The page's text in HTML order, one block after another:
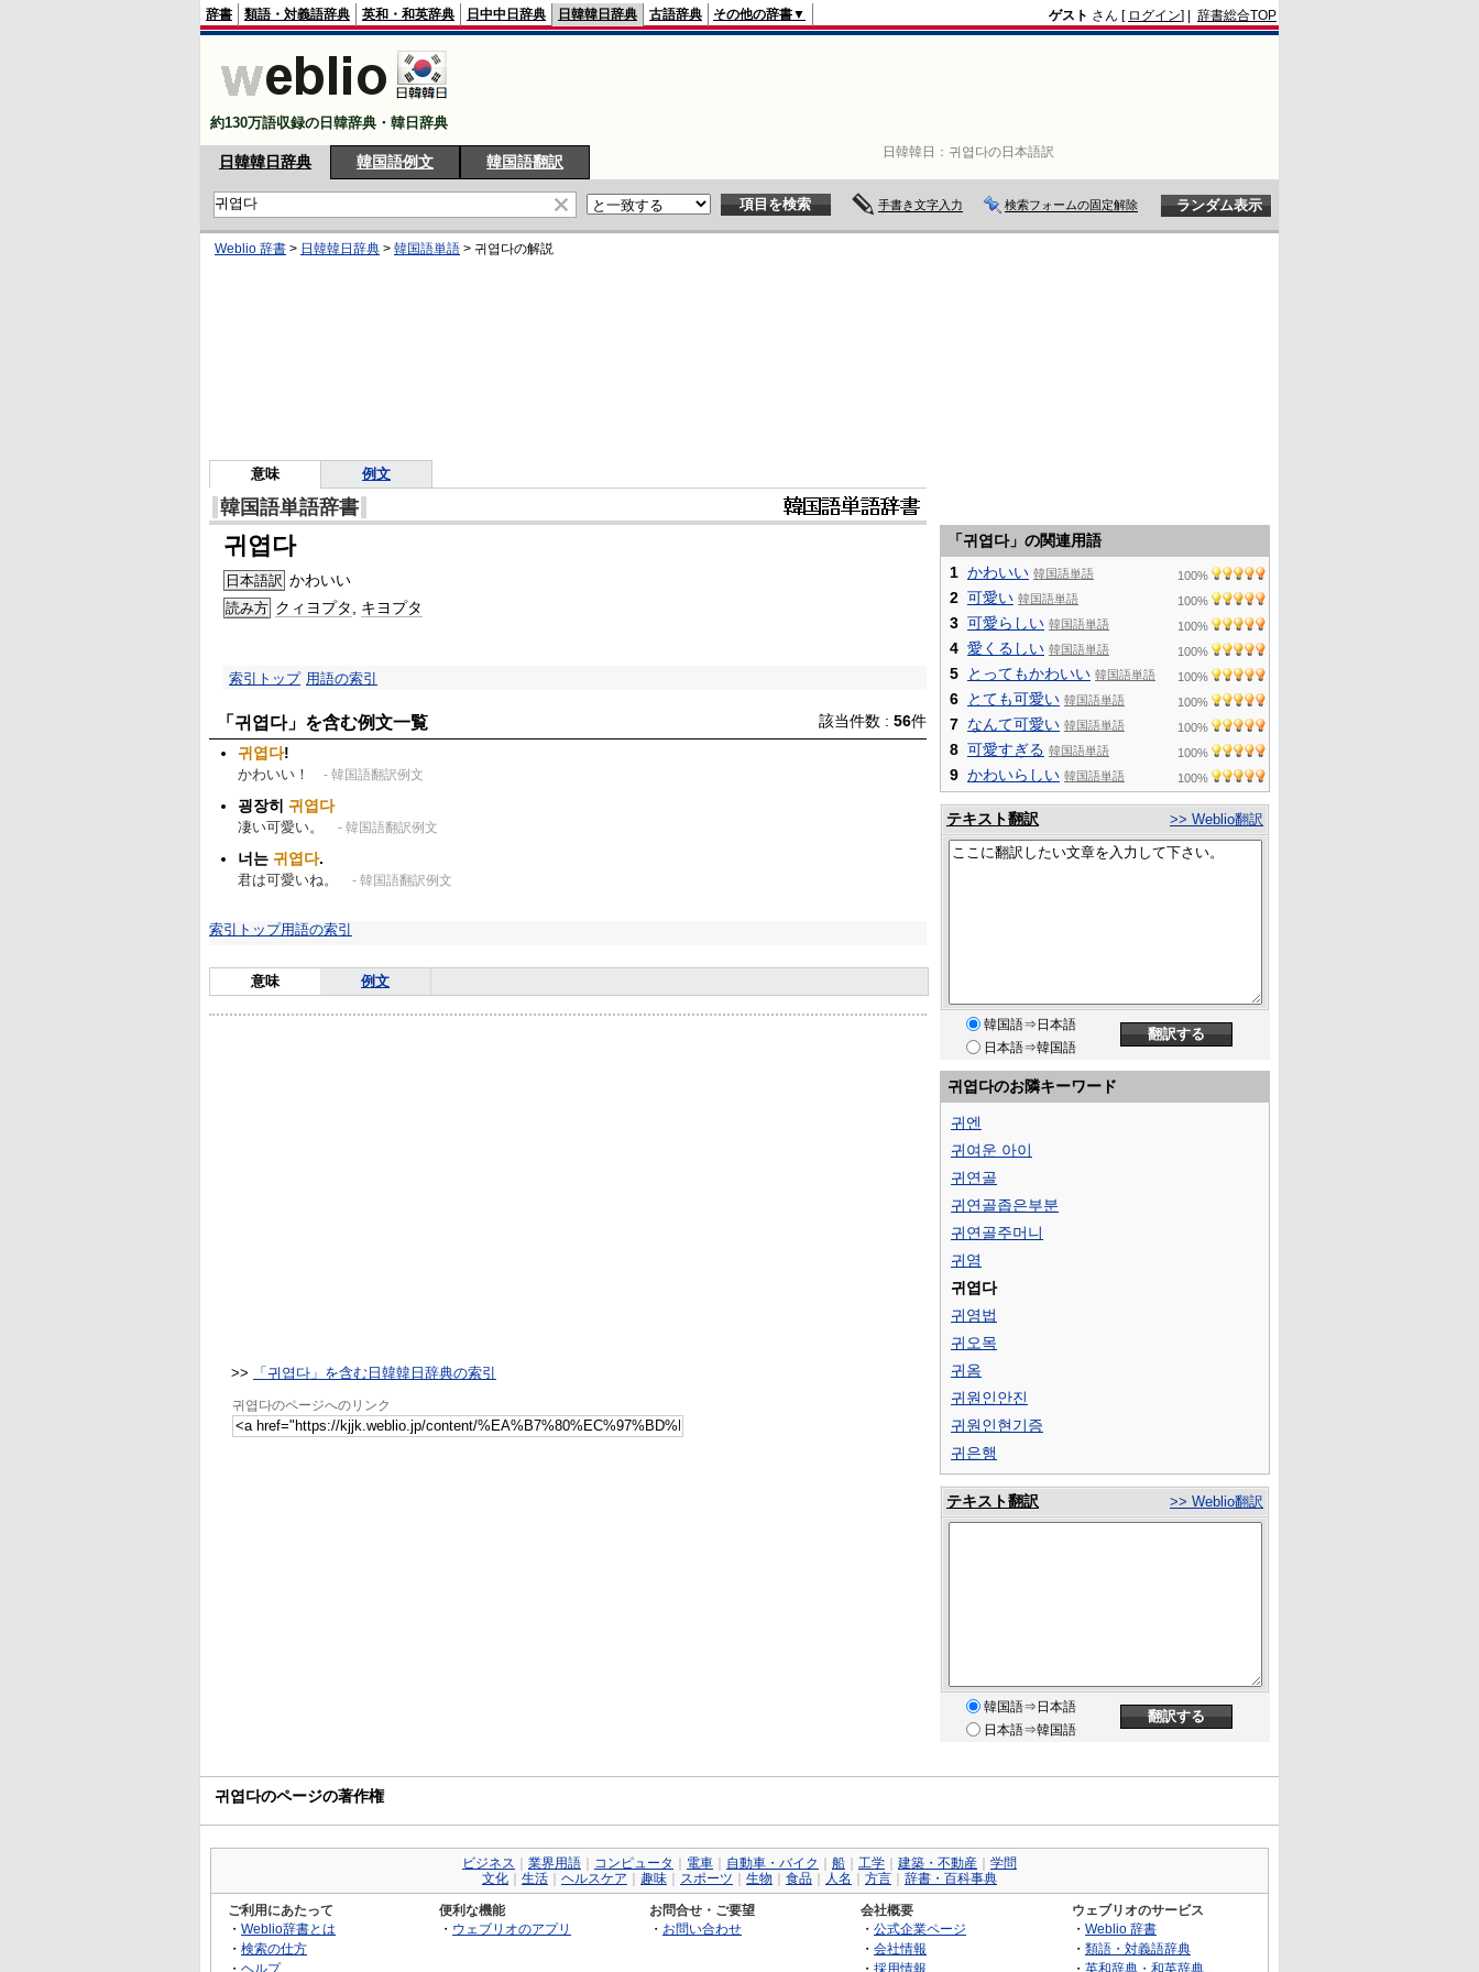
日韓韓日： 귀엽다の日本語訳
辞書 類語・対義語辞典 英和・和英辞典 日中中日辞典 日韓韓日辞典 古語辞典 その他の辞書▼ ゲスト さん [ ログイン] | 辞書総合TOP
約130万語収録の日韓辞典・韓日辞典
日韓韓日辞典 韓国語例文 韓国語翻訳
手書き文字入力 検索フォームの固定解除
Weblio 辞書 > 日韓韓日辞典 > 韓国語単語 > 귀엽다の解説
意味 例文
韓国語単語辞書
귀엽다
日本語訳 かわいい
読み方 クィヨプタ キヨプタ
索引トップ 用語の索引
「귀엽다」を含む例文一覧 該当件数 : 56件
귀엽다!
かわいい！ - 韓国語翻訳例文
굉장히 귀엽다
凄い可愛い。 - 韓国語翻訳例文
너는 귀엽다.
君は可愛いね。 - 韓国語翻訳例文
索引トップ用語の索引
意味 例文
>> 「귀엽다」を含む日韓韓日辞典の索引
귀엽다のページへのリンク
「귀엽다」の関連用語
1 かわいい 韓国語単語 100%
2 可愛い 韓国語単語 100%
3 可愛らしい 韓国語単語 100%
4 愛くるしい 韓国語単語 100%
5 とってもかわいい 韓国語単語 100%
6 とても可愛い 韓国語単語 100%
7 なんて可愛い 韓国語単語 100%
8 可愛すぎる 韓国語単語 100%
9 かわいらしい 韓国語単語 100%
テキスト翻訳 >> Weblio翻訳
韓国語⇒日本語
日本語⇒韓国語
귀엽다のお隣キーワード
귀엔
귀여운 아이
귀연골
귀연골좁은부분
귀연골주머니
귀염
귀엽다
귀영법
귀오목
귀옴
귀원인안진
귀원인현기증
귀은행
テキスト翻訳 >> Weblio翻訳
韓国語⇒日本語
日本語⇒韓国語
귀엽다のページの著作権
ビジネス 業界用語 コンピュータ 電車 自動車・バイク 船 工学 建築・不動産
学問
文化
生活 ヘルスケア 趣味 スポーツ 生物 食品 人名 方言 辞書・百科事典
ご利用にあたって
・ Weblio辞書とは
・ 検索の仕方
・ ヘルプ
便利な機能
・ ウェブリオのアプリ
お問合せ・ご要望
・ お問い合わせ
会社概要
・ 公式企業ページ
・ 会社情報
・ 採用情報
ウェブリオのサービス
・ Weblio 辞書
・ 類語・対義語辞典
・ 英和辞典・和英辞典